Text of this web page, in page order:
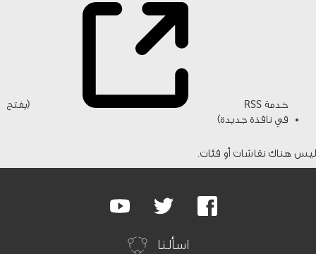
خدمة RSS
(يفتح
في نافذة جديدة)
ليس هناك نقاشات أو فئات.
Facebook
Twitter
Youtube
اسألنا